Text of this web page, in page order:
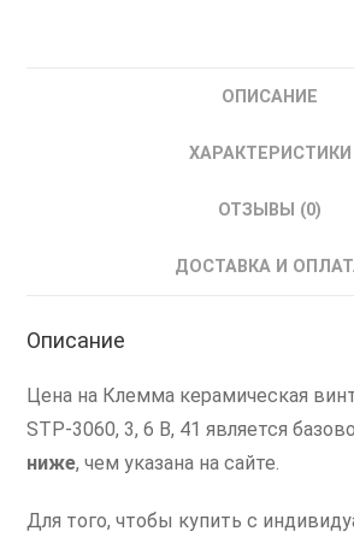
ОПИСАНИЕ
ХАРАКТЕРИСТИКИ
ОТЗЫВЫ (0)
ДОСТАВКА И
Описание
Цена на Клемма керамическая
STP-3060, 3, 6 В, 41 является
ниже, чем указана на сайте.
Для того, чтобы купить с